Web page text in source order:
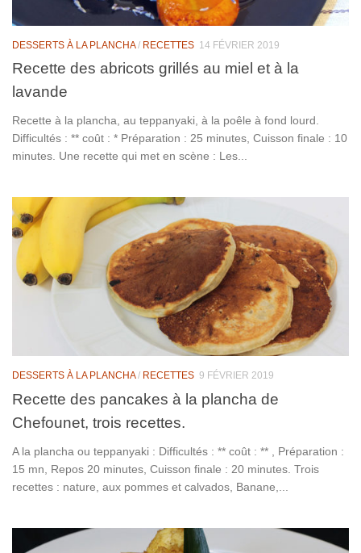
DESSERTS À LA PLANCHA/ RECETTES 14 FÉVRIER 2019
Recette des abricots grillés au miel et à la
lavande
Recette à la plancha, au teppanyaki, à la poêle à fond lourd.
Difficultés : ** coût : * Préparation : 25 minutes, Cuisson finale : 10
minutes. Une recette qui met en scène : Les...
DESSERTS À LA PLANCHA/ RECETTES 9 FÉVRIER 2019
Recette des pancakes à la plancha de
Chefounet, trois recettes.
A la plancha ou teppanyaki : Difficultés : ** coût : ** , Préparation :
15 mn, Repos 20 minutes, Cuisson finale : 20 minutes. Trois
recettes : nature, aux pommes et calvados, Banane,...